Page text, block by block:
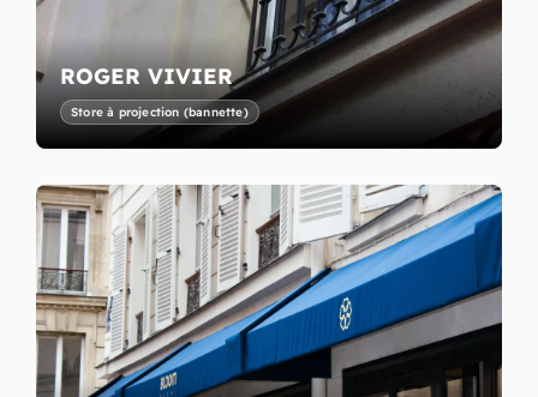
ROGER VIVIER
Store à projection (bannette)